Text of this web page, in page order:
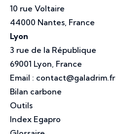
10 rue Voltaire
44000 Nantes, France
Lyon
3 rue de la République
69001 Lyon, France
Email : contact@galadrim.fr
Bilan carbone
Outils
Index Egapro